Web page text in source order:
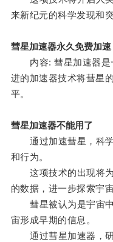
来新纪元的科学发现和突
彗星加速器永久免费加速
内容: 彗星加速器是
进的加速器技术将彗星
平。
彗星加速器不能用了
通过加速彗星，科学
和行为。
这项技术的出现将为
的数据，进一步探索宇
彗星被认为是宇宙中
宙形成早期的信息。
通过彗星加速器，研